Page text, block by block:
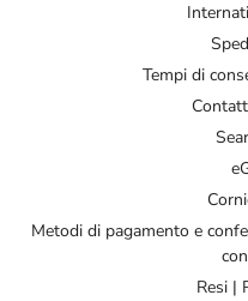
Tempi di
Metodi di pagamento e
Resi |